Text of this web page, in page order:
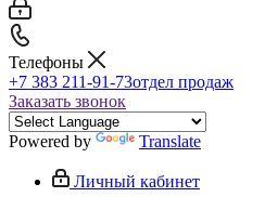
Телефоны
+7 383 211-91-73отдел продаж
Заказать звонок
Powered by Translate
Личный кабинет